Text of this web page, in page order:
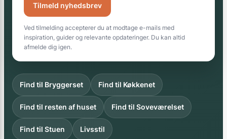
Tilmeld nyhedsbrev
Ved tilmelding accepterer du at modtage e-mails med
inspiration, guider og relevante opdateringer. Du kan altid
afmelde dig igen.
Find til Bryggerset Find til Køkkenet
Find til resten af huset Find til Soveværelset
Find til Stuen Livsstil